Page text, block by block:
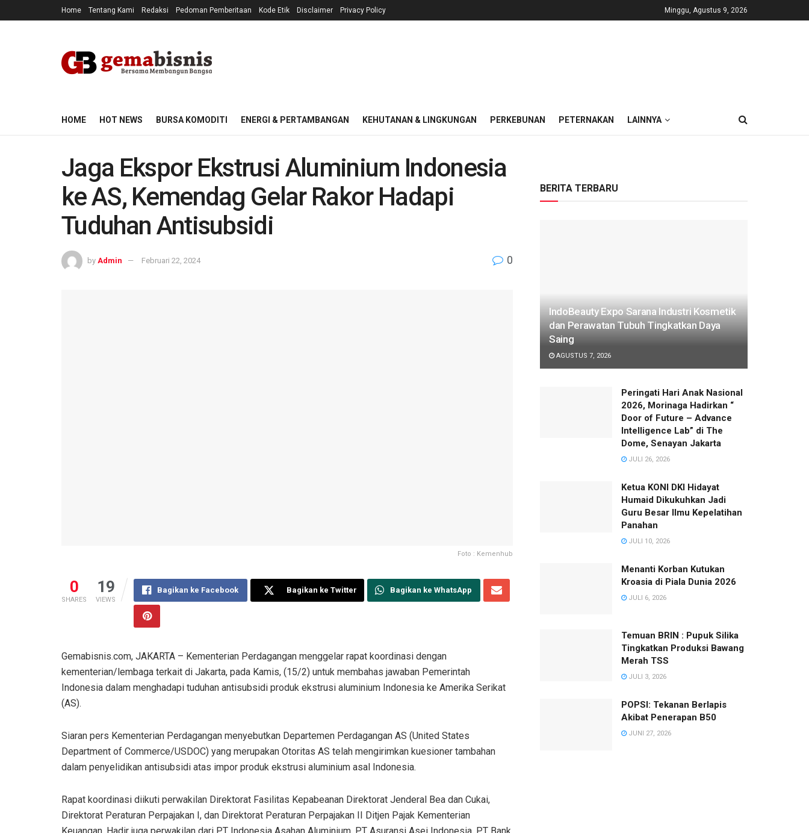
Home Tentang Kami Redaksi Pedoman Pemberitaan Kode Etik Disclaimer Privacy Policy Minggu, Agustus 9, 2026
HOME HOT NEWS BURSA KOMODITI ENERGI & PERTAMBANGAN KEHUTANAN & LINGKUNGAN PERKEBUNAN PETERNAKAN LAINNYA
Jaga Ekspor Ekstrusi Aluminium Indonesia
ke AS, Kemendag Gelar Rakor Hadapi
Tuduhan Antisubsidi
by Admin Februari 22, 2024 0
Foto : Kemenhub
0
SHARES
19
VIEWS
Bagikan ke Facebook Bagikan ke Twitter Bagikan ke WhatsApp
Gemabisnis.com, JAKARTA – Kementerian Perdagangan menggelar rapat koordinasi dengan
kementerian/lembaga terkait di Jakarta, pada Kamis, (15/2) untuk membahas jawaban Pemerintah
Indonesia dalam menghadapi tuduhan antisubsidi produk ekstrusi aluminium Indonesia ke Amerika Serikat
(AS).
Siaran pers Kementerian Perdagangan menyebutkan Departemen Perdagangan AS (United States
Department of Commerce/USDOC) yang merupakan Otoritas AS telah mengirimkan kuesioner tambahan
dalam penyelidikan antisubsidi atas impor produk ekstrusi aluminium asal Indonesia.
Rapat koordinasi diikuti perwakilan Direktorat Fasilitas Kepabeanan Direktorat Jenderal Bea dan Cukai,
Direktorat Peraturan Perpajakan I, dan Direktorat Peraturan Perpajakan II Ditjen Pajak Kementerian
BERITA TERBARU
IndoBeauty Expo Sarana Industri Kosmetik
dan Perawatan Tubuh Tingkatkan Daya
Saing
AGUSTUS 7, 2026
Peringati Hari Anak Nasional
2026, Morinaga Hadirkan “
Door of Future – Advance
Intelligence Lab” di The
Dome, Senayan Jakarta
JULI 26, 2026
Ketua KONI DKI Hidayat
Humaid Dikukuhkan Jadi
Guru Besar Ilmu Kepelatihan
Panahan
JULI 10, 2026
Menanti Korban Kutukan
Kroasia di Piala Dunia 2026
JULI 6, 2026
Temuan BRIN : Pupuk Silika
Tingkatkan Produksi Bawang
Merah TSS
JULI 3, 2026
POPSI: Tekanan Berlapis
Akibat Penerapan B50
JUNI 27, 2026